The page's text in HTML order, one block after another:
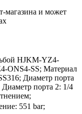
магазина и может
HJKM-YZ4-
ONS4-SS; Материал
Диаметр порта
порта 2: 1/4
551 bar;